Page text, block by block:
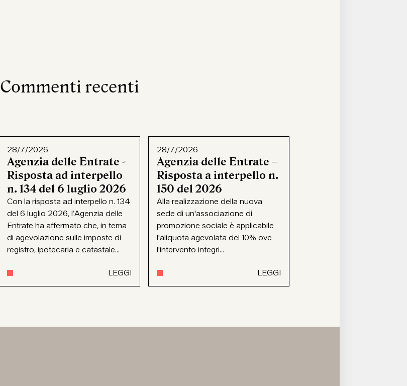
Commenti recenti
28/7/2026
Agenzia delle Entrate -
Risposta ad interpello
n. 134 del 6 luglio 2026
Con la risposta ad interpello n. 134
del 6 luglio 2026, l’Agenzia delle
Entrate ha affermato che, in tema
di agevolazione sulle imposte di
registro, ipotecaria e catastale...
LEGGI
28/7/2026
Agenzia delle Entrate –
Risposta a interpello n.
150 del 2026
Alla realizzazione della nuova
sede di un'associazione di
promozione sociale è applicabile
l'aliquota agevolata del 10% ove
l'intervento integri...
LEGGI